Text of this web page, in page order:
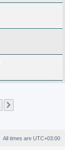
All times are UTC+03:00